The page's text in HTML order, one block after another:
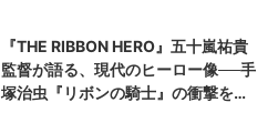
『THE RIBBON HERO』五十嵐祐貴
監督が語る、現代のヒーロー像──手
塚治虫『リボンの騎士』の衝撃を再